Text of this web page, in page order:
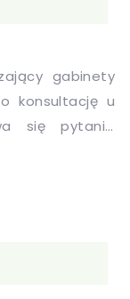
gabinety
konsultację u
się pytanie
wyraźnie i
z
rodziców